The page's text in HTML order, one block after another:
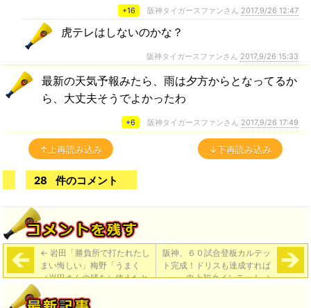
+16 阪神タイガースファンさん 2017,9/26 12:47
虎テレはしないのかな？
阪神タイガースファンさん 2017,9/26 15:33
最新の天気予報みたら、雨は夕方からとなってるか
ら、大丈夫そうでよかったわ
+6 阪神タイガースファンさん 2017,9/26 17:49
↑上再読み込み ↓下再読み込み
28 件のコメント
← 岩田「勝負所で打たれたし
まい悔しい」梅野「うまく
（岩田さんの球を）使えたと
ころもあったんですけど。結
果、嶺井に打たれてしまっ
阪神、６０試合登板カルテッ
ト完成！ドリスも達成すれば
史上初クインテット→